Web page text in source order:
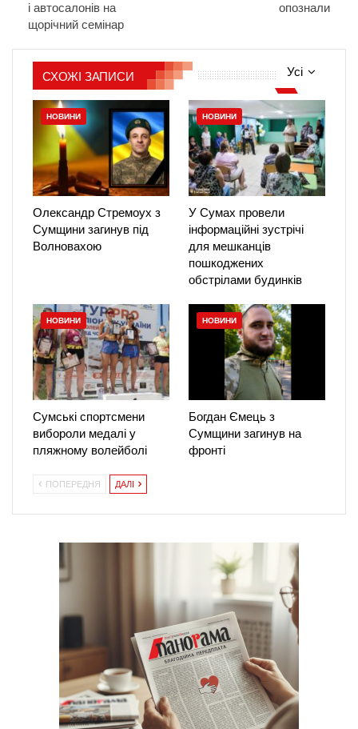
і автосалонів на
щорічний семінар
опознали
Усі
СХОЖІ ЗАПИСИ
НОВИНИ
Олександр Стремоух з
Сумщини загинув під
Волновахою
НОВИНИ
У Сумах провели
інформаційні зустрічі
для мешканців
пошкоджених
обстрілами будинків
НОВИНИ
Сумські спортсмени
вибороли медалі у
пляжному волейболі
НОВИНИ
Богдан Ємець з
Сумщини загинув на
фронті
ПОПЕРЕДНЯ ДАЛІ